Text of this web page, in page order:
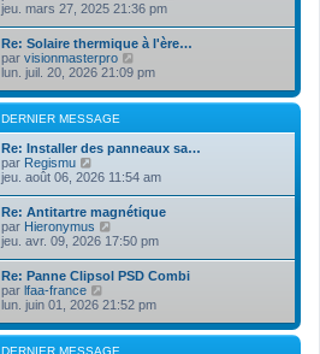
e
s
s
a
g
e
i
e
r
m
e
s
s
g
d
e
r
n
i
e
r
m
e
s
s
a
l
e
r
i
e
e
jeu. mars 27, 2025 21:36 pm
Re: Solaire thermique à l'ère…
par visionmasterpro
o
r
d
e
r
n
i
e
m
e
s
a
g
e
lun. juil. 20, 2026 21:09 pm
DERNIER MESSAGE
Re: Installer des panneaux sa…
par Regismu
o
l
e
d
e
r
n
i
e
r
m
jeu. août 06, 2026 11:54 am
Re: Antitartre magnétique
par Hieronymus
o
r
l
e
d
e
r
jeu. avr. 09, 2026 17:50 pm
Re: Panne Clipsol PSD Combi
par lfaa-france
o
r
l
lun. juin 01, 2026 21:52 pm
DERNIER MESSAGE